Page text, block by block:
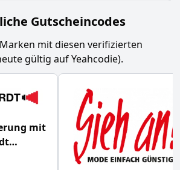
Gutscheincodes
mit diesen verifizierten
gültig auf Yeahcodie).
mit